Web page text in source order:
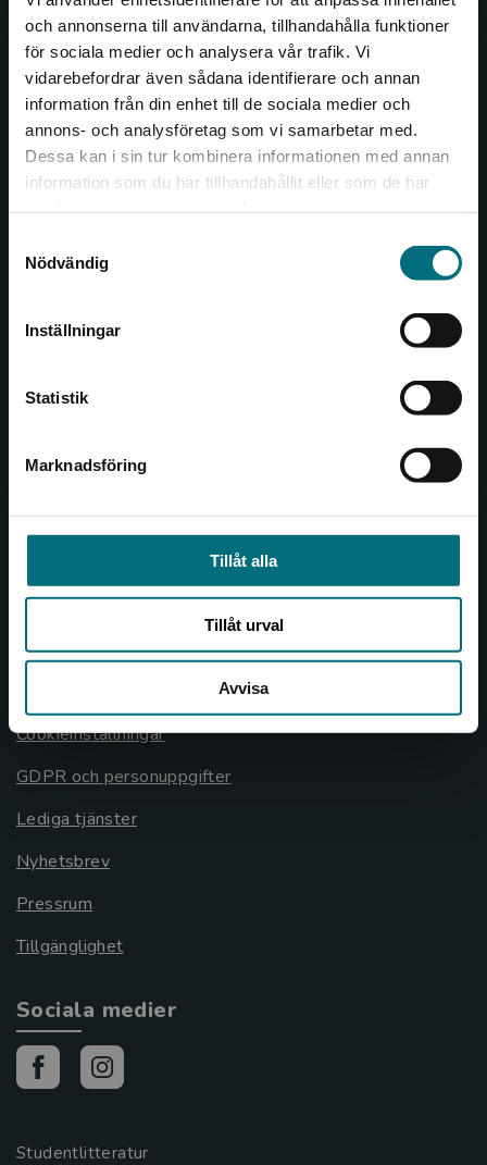
och annonserna till användarna, tillhandahålla funktioner
för sociala medier och analysera vår trafik. Vi
vidarebefordrar även sådana identifierare och annan
information från din enhet till de sociala medier och
annons- och analysföretag som vi samarbetar med.
Dessa kan i sin tur kombinera informationen med annan
information som du har tillhandahållit eller som de har
Nödvändig
Inställningar
Statistik
Marknadsföring
Tillåt alla
Tillåt urval
Avvisa
Begränsad fraktregion
Det verkar som att du besöker
Sverige. För att kunna slutföra ett köp måste
Kontakta oss
Kontakta oss
046-31 20 00
Box 141
Besöksadress:
Åkergränden 1
Kontakta kundservice
Köpvillkor
Allmänna länkar
Om oss
Cookieinställningar
GDPR och personuppgifter
Lediga tjänster
Nyhetsbrev
Pressrum
Tillgänglighet
Sociala medier
Studentlitteratur